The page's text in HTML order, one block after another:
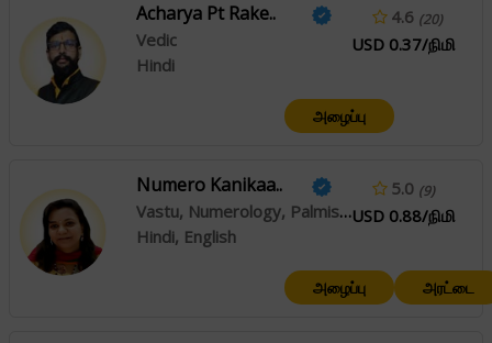
Acharya Pt Rake..
Vedic
Hindi
4.6 (20)
USD 0.37/நிமி
அழைப்பு
Numero Kanikaa..
Vastu, Numerology, Palmistry
Hindi, English
5.0 (9)
USD 0.88/நிமி
அழைப்பு அரட்டை